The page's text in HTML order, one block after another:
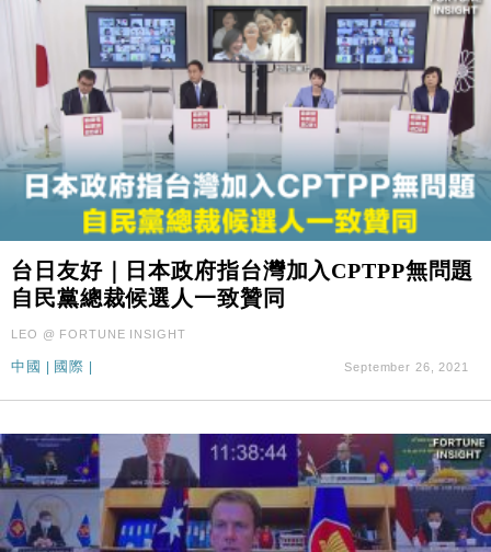
台日友好｜日本政府指台灣加入CPTPP無問題
自民黨總裁候選人一致贊同
LEO @ FORTUNE INSIGHT
中國 國際 September 26, 2021